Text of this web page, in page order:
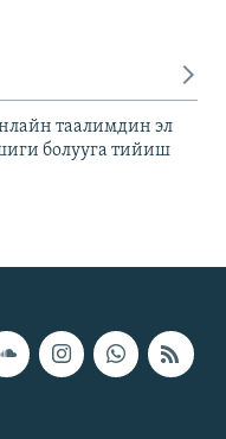
таалимдин эл
болууга тийиш